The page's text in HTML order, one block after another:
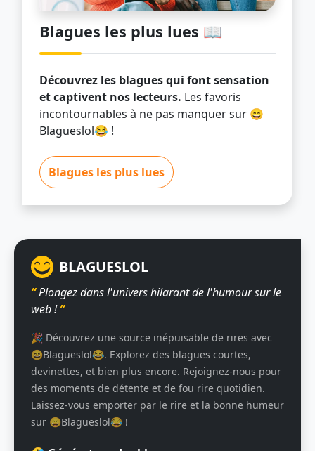
Blagues les plus lues 📖
Découvrez les blagues qui font sensation
et captivent nos lecteurs. Les favoris
incontournables à ne pas manquer sur 😄
Blagueslol😂 !
Blagues les plus lues
BLAGUESLOL
“Plongez dans l'univers hilarant de l'humour sur le
web !”
🎉 Découvrez une source inépuisable de rires avec
😄Blagueslol😂. Explorez des blagues courtes,
devinettes, et bien plus encore. Rejoignez-nous pour
des moments de détente et de fou rire quotidien.
Laissez-vous emporter par le rire et la bonne humeur
sur 😄Blagueslol😂 !